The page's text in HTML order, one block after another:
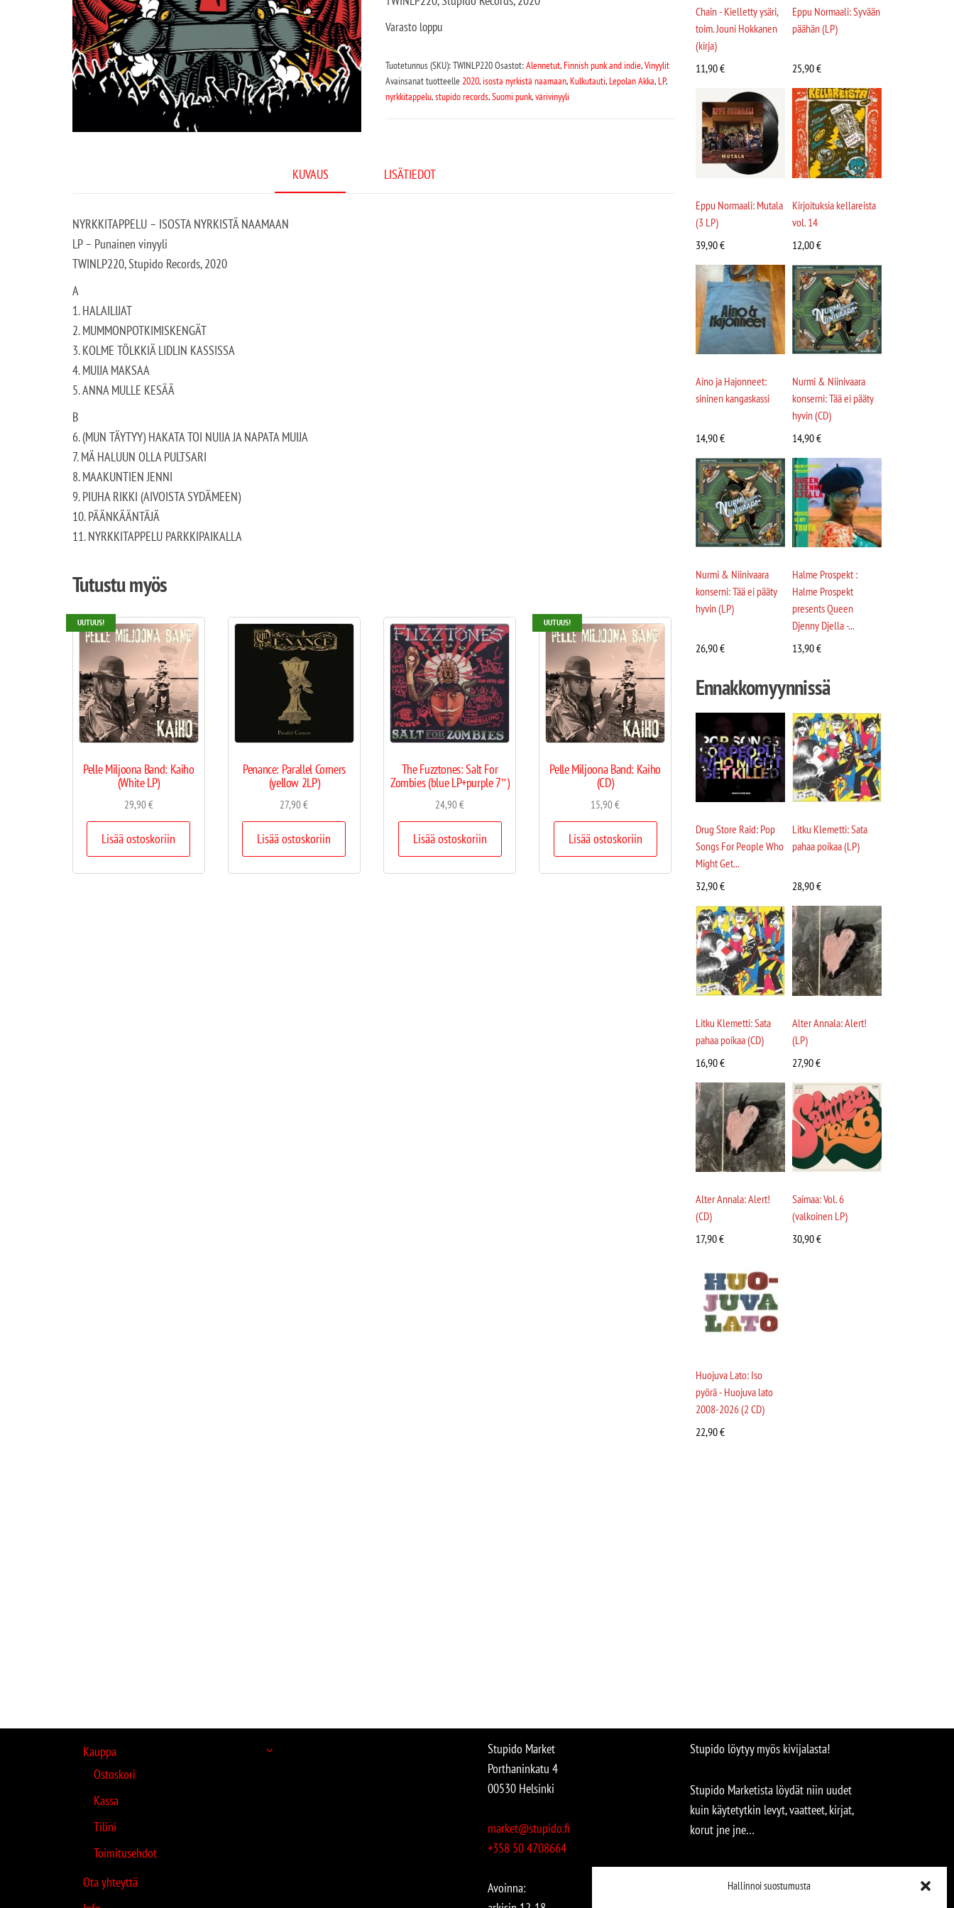
Hallinnoi suostumusta
Varasto loppu
Tuotetunnus (SKU):TWINLP220Osastot:Alennetut,Finnish punk and indie,Vinyylit
Avainsanat tuotteelle2020, isosta nyrkistä naamaan,Kulkutauti,Lepolan Akka,LP,
nyrkkitappelu,stupido records,Suomi punk,värivinyyli
KUVAUS LISÄTIEDOT
NYRKKITAPPELU – ISOSTA NYRKISTÄ NAAMAAN
LP – Punainen vinyyli
TWINLP220, Stupido Records, 2020
A
1. HALAILIJAT
2. MUMMONPOTKIMISKENGÄT
3. KOLME TÖLKKIÄ LIDLIN KASSISSA
4. MUIJA MAKSAA
5. ANNA MULLE KESÄÄ
B
6. (MUN TÄYTYY) HAKATA TOI NUIJA JA NAPATA MUIJA
7. MÄ HALUUN OLLA PULTSARI
8. MAAKUNTIEN JENNI
9. PIUHA RIKKI (AIVOISTA SYDÄMEEN)
10. PÄÄNKÄÄNTÄJÄ
11. NYRKKITAPPELU PARKKIPAIKALLA
Tutustu myös
UUTUUS!
Pelle Miljoona Band: Kaiho
(White LP)
29,90€
Lisää ostoskoriin
Penance: Parallel Corners
(yellow 2LP)
27,90€
Lisää ostoskoriin
The Fuzztones: Salt For
Zombies (blue LP+purple 7″)
24,90€
Lisää ostoskoriin
UUTUUS!
Pelle Miljoona Band: Kaiho
(CD)
15,90€
Lisää ostoskoriin
Chain - Kielletty ysäri,
toim. Jouni Hokkanen
(kirja)
11,90€
Eppu Normaali: Syvään
päähän (LP)
25,90€
Eppu Normaali: Mutala
(3 LP)
39,90€
Kirjoituksia kellareista
vol. 14
12,00€
Aino ja Hajonneet:
sininen kangaskassi
14,90€
Nurmi & Niinivaara
konserni: Tää ei pääty
hyvin (CD)
14,90€
Nurmi & Niinivaara
konserni: Tää ei pääty
hyvin (LP)
26,90€
Halme Prospekt :
Halme Prospekt
presents Queen
Djenny Djella -...
13,90€
Ennakkomyynnissä
Drug Store Raid: Pop
Songs For People Who
Might Get...
32,90€
Litku Klemetti: Sata
pahaa poikaa (LP)
28,90€
Litku Klemetti: Sata
pahaa poikaa (CD)
16,90€
Alter Annala: Alert!
(LP)
27,90€
Alter Annala: Alert!
(CD)
17,90€
Saimaa: Vol. 6
(valkoinen LP)
30,90€
Huojuva Lato: Iso
pyörä - Huojuva lato
2008-2026 (2 CD)
22,90€
Kauppa
Ostoskori
Kassa
Tilini
Toimitusehdot
Ota yhteyttä
Stupido Market
Porthaninkatu 4
00530 Helsinki
market@stupido.fi
+358 50 4708664
Avoinna:
Stupido löytyy myös kivijalasta!
Stupido Marketista löydät niin uudet
kuin käytetytkin levyt, vaatteet, kirjat,
korut jne jne…